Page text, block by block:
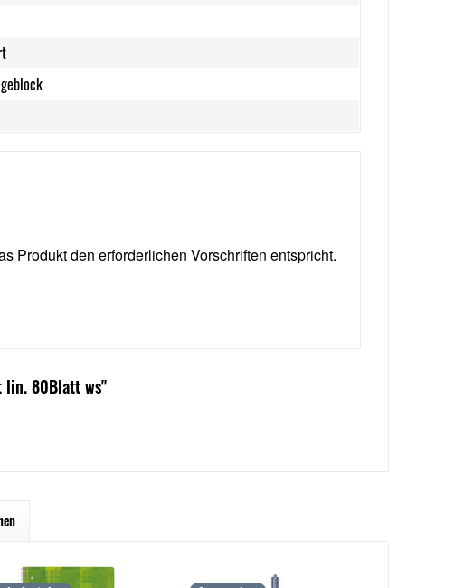
Produkt den erforderlichen Vorschriften entspricht.
lin. 80Blatt ws"